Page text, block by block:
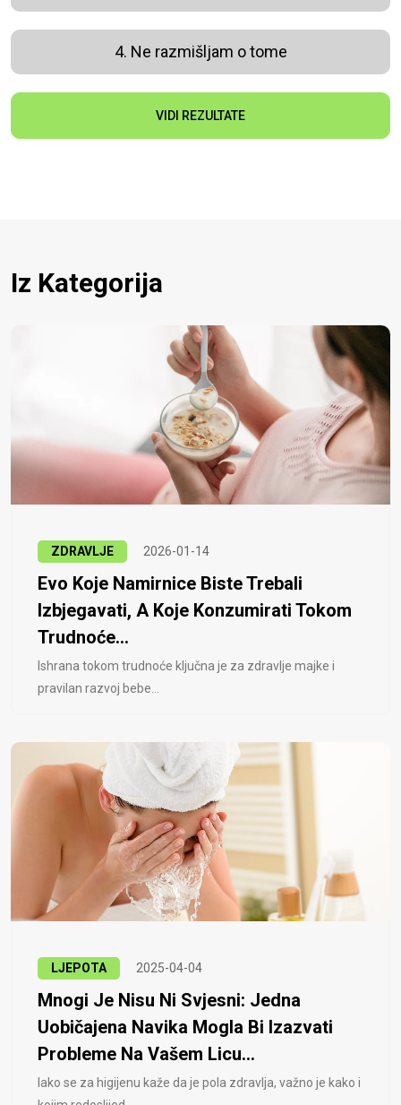
4. Ne razmišljam o tome
VIDI REZULTATE
Iz Kategorija
ZDRAVLJE 2026-01-14
Evo Koje Namirnice Biste Trebali
Izbjegavati, A Koje Konzumirati Tokom
Trudnoće...
Ishrana tokom trudnoće ključna je za zdravlje majke i
pravilan razvoj bebe...
LJEPOTA 2025-04-04
Mnogi Je Nisu Ni Svjesni: Jedna
Uobičajena Navika Mogla Bi Izazvati
Probleme Na Vašem Licu...
Iako se za higijenu kaže da je pola zdravlja, važno je kako i